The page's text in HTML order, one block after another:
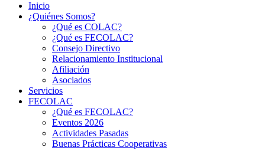
Inicio
¿Quiénes Somos?
¿Qué es COLAC?
¿Qué es FECOLAC?
Consejo Directivo
Relacionamiento Institucional
Afiliación
Asociados
Servicios
FECOLAC
¿Qué es FECOLAC?
Eventos 2026
Actividades Pasadas
Buenas Prácticas Cooperativas